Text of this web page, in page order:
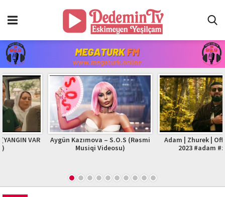
Aygün Kazımova – S.O.S (Rəsmi
Musiqi Videosu)
Adam | Zhurek | Official Video
2023 #adam #zhurek